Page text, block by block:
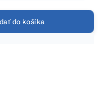
do košíka